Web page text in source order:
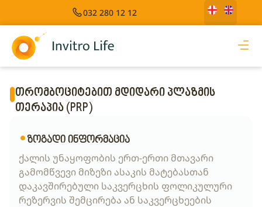
032 280 12 12
თრომბოციტებით მდიდარი პლაზმის
თერაპია (PRP)
ზოგადი ინფორმაცია
ქალის უნაყოფობის ერთ-ერთი მთავარი
გამომწვევი მიზეზი ასაკის მატებასთან
დაკავშირებული საკვერცხის ფოლიკულური
რეზერვის შემცირება ან საკვერცხეების